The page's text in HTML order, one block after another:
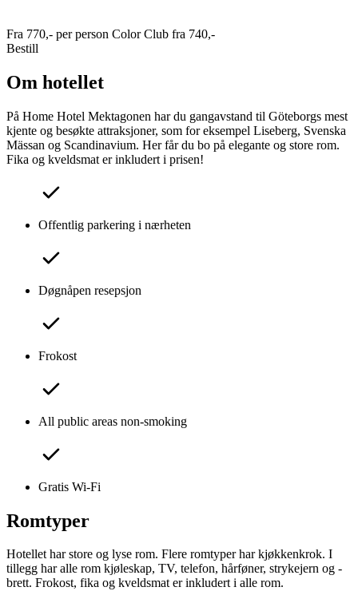
Fra 770,- per person Color Club fra 740,-
Bestill
Om hotellet
På Home Hotel Mektagonen har du gangavstand til Göteborgs mest
kjente og besøkte attraksjoner, som for eksempel Liseberg, Svenska
Mässan og Scandinavium. Her får du bo på elegante og store rom.
Fika og kveldsmat er inkludert i prisen!
Offentlig parkering i nærheten
Døgnåpen resepsjon
Frokost
All public areas non-smoking
Gratis Wi-Fi
Romtyper
Hotellet har store og lyse rom. Flere romtyper har kjøkkenkrok. I
tillegg har alle rom kjøleskap, TV, telefon, hårføner, strykejern og -
brett. Frokost, fika og kveldsmat er inkludert i alle rom.